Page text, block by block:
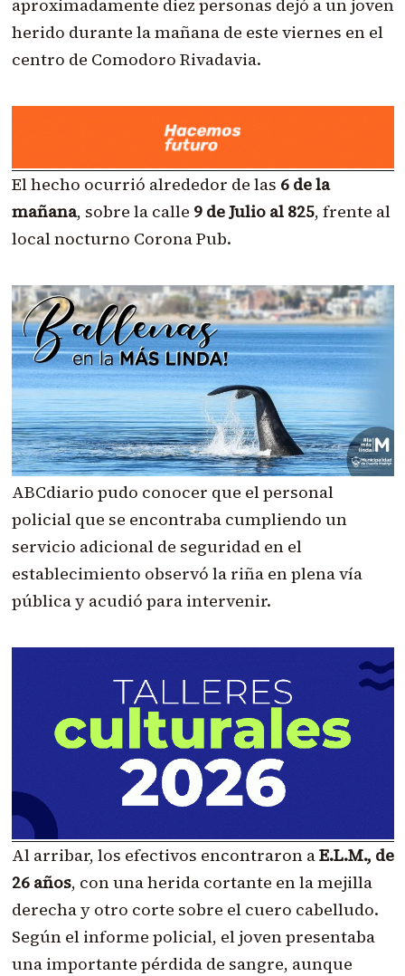
aproximadamente diez personas dejó a un joven
herido durante la mañana de este viernes en el
centro de Comodoro Rivadavia.
El hecho ocurrió alrededor de las 6 de la
mañana, sobre la calle 9 de Julio al 825, frente al
local nocturno Corona Pub.
ABCdiario pudo conocer que el personal
policial que se encontraba cumpliendo un
servicio adicional de seguridad en el
establecimiento observó la riña en plena vía
pública y acudió para intervenir.
Al arribar, los efectivos encontraron aE.L.M., de
26 años, con una herida cortante en la mejilla
derecha y otro corte sobre el cuero cabelludo.
Según el informe policial, el joven presentaba
una importante pérdida de sangre, aunque